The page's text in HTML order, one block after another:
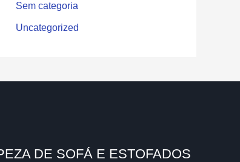
Sem categoria
Uncategorized
DE SOFÁ E ESTOFADOS